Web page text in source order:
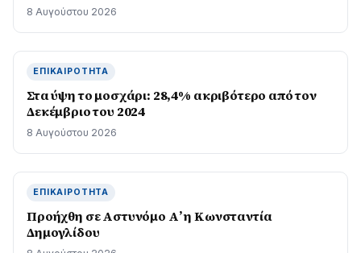
8 Αυγούστου 2026
ΕΠΙΚΑΙΡΌΤΗΤΑ
Στα ύψη το μοσχάρι: 28,4% ακριβότερο από τον
Δεκέμβριο του 2024
8 Αυγούστου 2026
ΕΠΙΚΑΙΡΌΤΗΤΑ
Προήχθη σε Αστυνόμο Α’ η Κωνσταντία
Δημογλίδου